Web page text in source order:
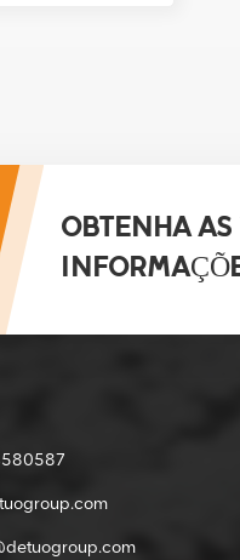
de 550
da fábrica da
interno de
de
OBTENHA AS